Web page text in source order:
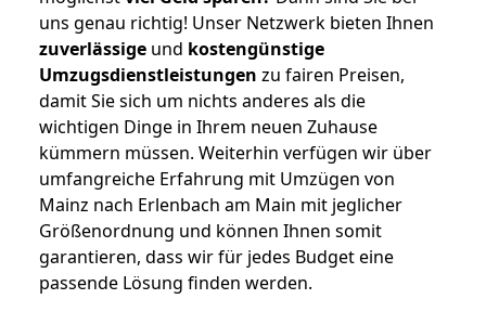
uns genau richtig! Unser Netzwerk bieten Ihnen
zuverlässige und kostengünstige
Umzugsdienstleistungen zu fairen Preisen,
damit Sie sich um nichts anderes als die
wichtigen Dinge in Ihrem neuen Zuhause
kümmern müssen. Weiterhin verfügen wir über
umfangreiche Erfahrung mit Umzügen von
Mainz nach Erlenbach am Main mit jeglicher
Größenordnung und können Ihnen somit
garantieren, dass wir für jedes Budget eine
passende Lösung finden werden.